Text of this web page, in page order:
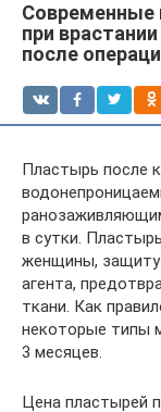
Современные
при
после
Пластырь после
в сутки.
женщины, защиту
агента,
ткани. Как
некоторые типы
3 месяцев.
Цена пластырей